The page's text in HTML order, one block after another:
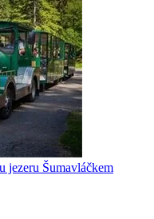
jezeru Šumavláčkem